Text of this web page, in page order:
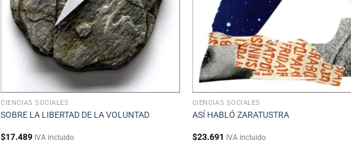
CIENCIAS SOCIALES
SOBRE LA LIBERTAD DE LA VOLUNTAD
$17.489 IVA incluido
CIENCIAS SOCIALES
ASÍ HABLÓ ZARATUSTRA
$23.691 IVA incluido